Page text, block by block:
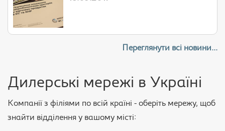
Переглянути всі новини...
Дилерські мережі в Україні
Компанії з філіями по всій країні - оберіть мережу, щоб
знайти відділення у вашому місті: